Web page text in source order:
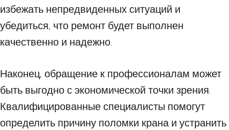
избежать непредвиденных ситуаций и
убедиться, что ремонт будет выполнен
качественно и надежно.
Наконец, обращение к профессионалам может
быть выгодно с экономической точки зрения.
Квалифицированные специалисты помогут
определить причину поломки крана и устранить